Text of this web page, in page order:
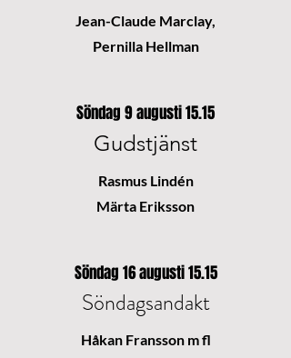
Jean-Claude Marclay,
Pernilla Hellman
Söndag 9 augusti 15.15
Gudstjänst
Rasmus Lindén
Märta Eriksson
Söndag 16 augusti 15.15
Söndagsandakt
Håkan Fransson m fl